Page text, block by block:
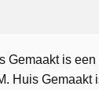
Gemaakt is
Huis Gemaakt